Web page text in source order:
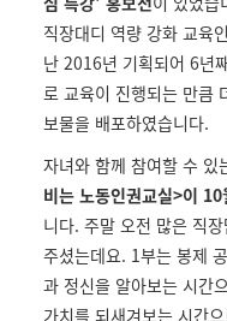
직장대디 역량 강화 교육
난 2016년 기획되어 6년
로 교육이 진행되는 만큼
보물을 배포하였습니다.
자녀와 함께 참여할 수 있
비는 노동인권교실>이
니다. 주말 오전 많은 직
주셨는데요. 1부는 봉제
과 정신을 알아보는 시간
가치를 되새겨보는 시간